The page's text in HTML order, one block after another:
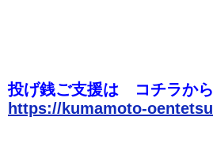
投げ銭ご支援は コチラから
https://kumamoto-